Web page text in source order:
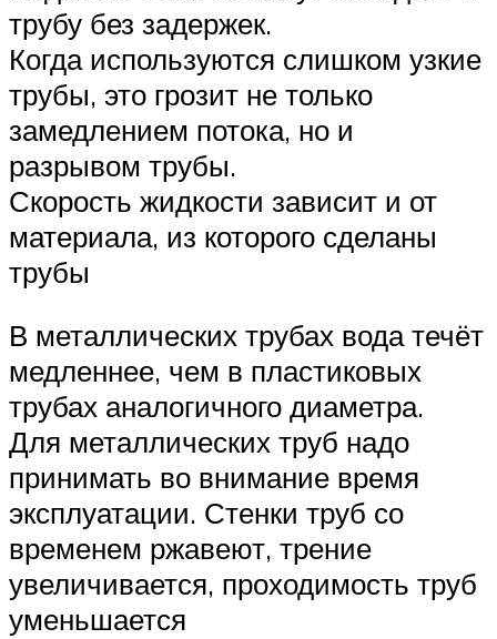
трубу без задержек.
Когда используются слишком узкие
трубы, это грозит не только
замедлением потока, но и
разрывом трубы.
Скорость жидкости зависит и от
материала, из которого сделаны
трубы
В металлических трубах вода течёт
медленнее, чем в пластиковых
трубах аналогичного диаметра.
Для металлических труб надо
принимать во внимание время
эксплуатации. Стенки труб со
временем ржавеют, трение
увеличивается, проходимость труб
уменьшается